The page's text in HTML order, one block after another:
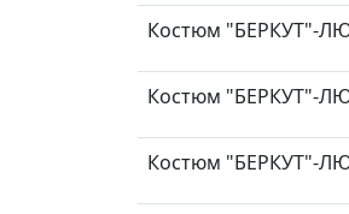
Костюм "БЕРКУТ"-
Костюм "БЕРКУТ"-
Костюм "БЕРКУТ"-